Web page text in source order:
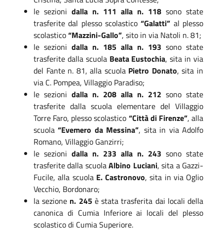
le sezioni dalla n. 111 alla n. 118 sono state
trasferite dal plesso scolastico“Galatti” al plesso
scolastico“Mazzini-Gallo”, sito in via Natoli n. 81;
le sezioni dalla n. 185 alla n. 193 sono state
trasferite dalla scuola Beata Eustochia, sita in via
del Fante n. 81, alla scuola Pietro Donato, sita in
via C. Pompea, Villaggio Paradiso;
le sezioni dalla n. 208 alla n. 212 sono state
trasferite dalla scuola elementare del Villaggio
Torre Faro, plesso scolastico “Città di Firenze”, alla
scuola“Evemero da Messina”, sita in via Adolfo
Romano, Villaggio Ganzirri;
le sezioni dalla n. 233 alla n. 243 sono state
trasferite dalla scuolaAlbino Luciani, sita a Gazzi-
Fucile, alla scuola E. Castronovo, sita in via Oglio
Vecchio, Bordonaro;
la sezione n. 245è stata trasferita dai locali della
canonica di Cumia Inferiore ai locali del plesso
scolastico di Cumia Superiore.